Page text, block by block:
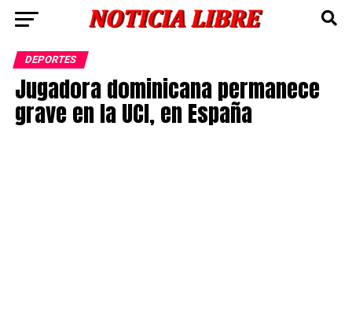
DEPORTES
Jugadora dominicana permanece
grave en la UCI, en España